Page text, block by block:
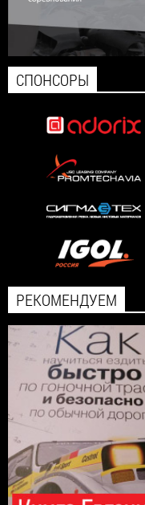
СПОНСОРЫ
РЕКОМЕНДУЕМ